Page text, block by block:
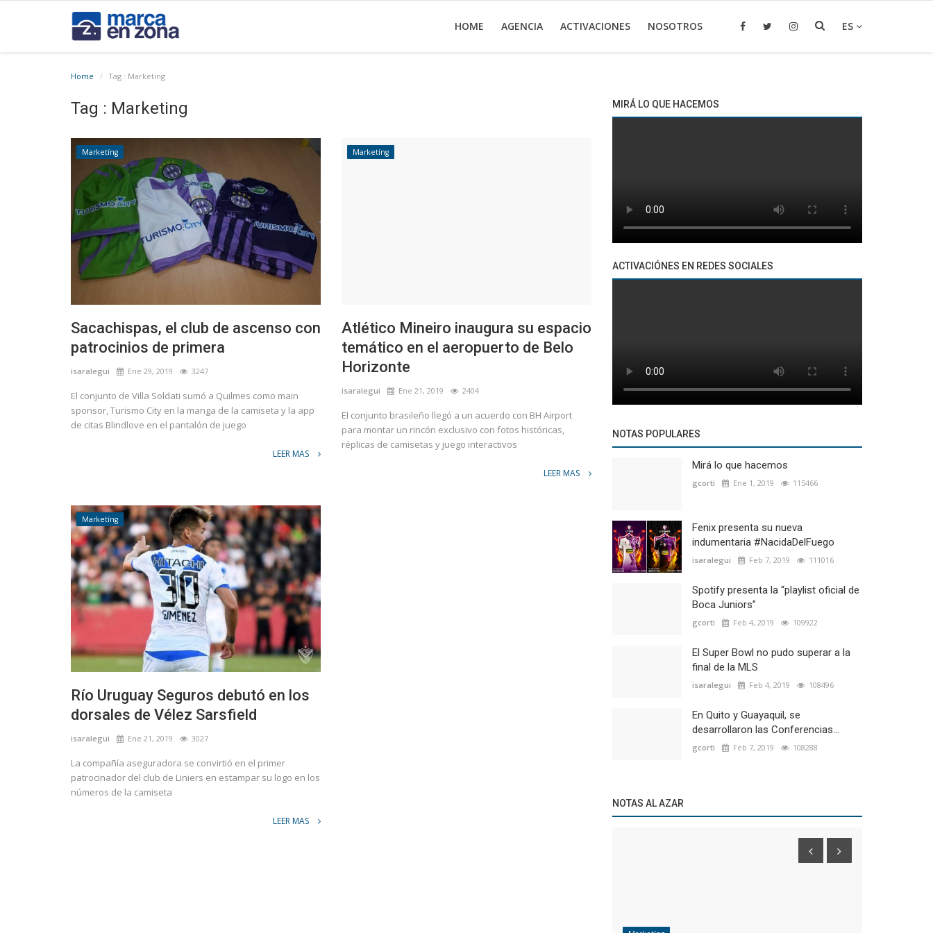
HOME AGENCIA ACTIVACIONES NOSOTROS ES
Home Tag : Marketing
Tag : Marketing
Marketíng
Sacachispas, el club de ascenso con
patrocinios de primera
isaralegui Ene 29, 2019 3247
El conjunto de Villa Soldati sumó a Quilmes como main
sponsor, Turismo City en la manga de la camiseta y la app
de citas Blindlove en el pantalón de juego
LEER MAS
Marketíng
Atlético Mineiro inaugura su espacio
temático en el aeropuerto de Belo
Horizonte
isaralegui Ene 21, 2019 2404
El conjunto brasileño llegó a un acuerdo con BH Airport
para montar un rincón exclusivo con fotos históricas,
réplicas de camisetas y juego interactivos
LEER MAS
Marketíng
Río Uruguay Seguros debutó en los
dorsales de Vélez Sarsfield
isaralegui Ene 21, 2019 3027
La compañía aseguradora se convirtió en el primer
patrocinador del club de Liniers en estampar su logo en los
números de la camiseta
LEER MAS
MIRÁ LO QUE HACEMOS
ACTIVACIÓNES EN REDES SOCIALES
NOTAS POPULARES
Mirá lo que hacemos
gcorti Ene 1, 2019 115466
Fenix presenta su nueva
indumentaria #NacidaDelFuego
isaralegui Feb 7, 2019 111016
Spotify presenta la “playlist oficial de
Boca Juniors”
gcorti Feb 4, 2019 109922
El Super Bowl no pudo superar a la
final de la MLS
isaralegui Feb 4, 2019 108496
En Quito y Guayaquil, se
desarrollaron las Conferencias...
gcorti Feb 7, 2019 108288
NOTAS AL AZAR